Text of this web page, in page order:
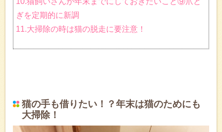
ぎを定期的に新調
11.大掃除の時は猫の脱走に要注意！
猫の手も借りたい！？年末は猫のためにも
大掃除！